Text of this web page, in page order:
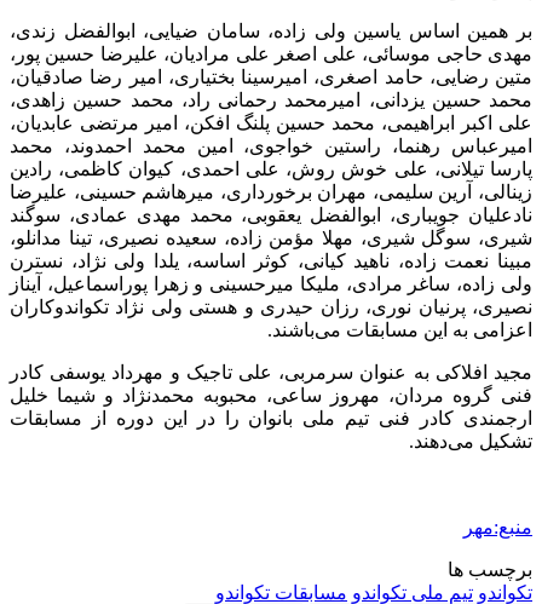
بر همین اساس یاسین ولی زاده، سامان ضیایی، ابوالفضل زندی،
مهدی حاجی موسائی، علی اصغر علی مرادیان، علیرضا حسین پور،
متین رضایی، حامد اصغری، امیرسینا بختیاری، امیر رضا صادقیان،
محمد حسین یزدانی، امیرمحمد رحمانی راد، محمد حسین زاهدی،
علی اکبر ابراهیمی، محمد حسین پلنگ افکن، امیر مرتضی عابدیان،
امیرعباس رهنما، راستین خواجوی، امین محمد احمدوند، محمد
پارسا تیلانی، علی خوش روش، علی احمدی، کیوان کاظمی، رادین
زینالی، آرین سلیمی، مهران برخورداری، میرهاشم حسینی، علیرضا
نادعلیان جویباری، ابوالفضل یعقوبی، محمد مهدی عمادی، سوگند
شیری، سوگل شیری، مهلا مؤمن زاده، سعیده نصیری، تینا مدانلو،
مبینا نعمت زاده، ناهید کیانی، کوثر اساسه، یلدا ولی نژاد، نسترن
ولی زاده، ساغر مرادی، ملیکا میرحسینی و زهرا پوراسماعیل، آیناز
نصیری، پرنیان نوری، رزان حیدری و هستی ولی نژاد تکواندوکاران
اعزامی به این مسابقات می‌باشند.
مجید افلاکی به عنوان سرمربی، علی تاجیک و مهرداد یوسفی کادر
فنی گروه مردان، مهروز ساعی، محبوبه محمدنژاد و شیما خلیل
ارجمندی کادر فنی تیم ملی بانوان را در این دوره از مسابقات
تشکیل می‌دهند.
منبع:مهر
برچسب ها
تکواندو تیم ملی تکواندو مسابقات تکواندو